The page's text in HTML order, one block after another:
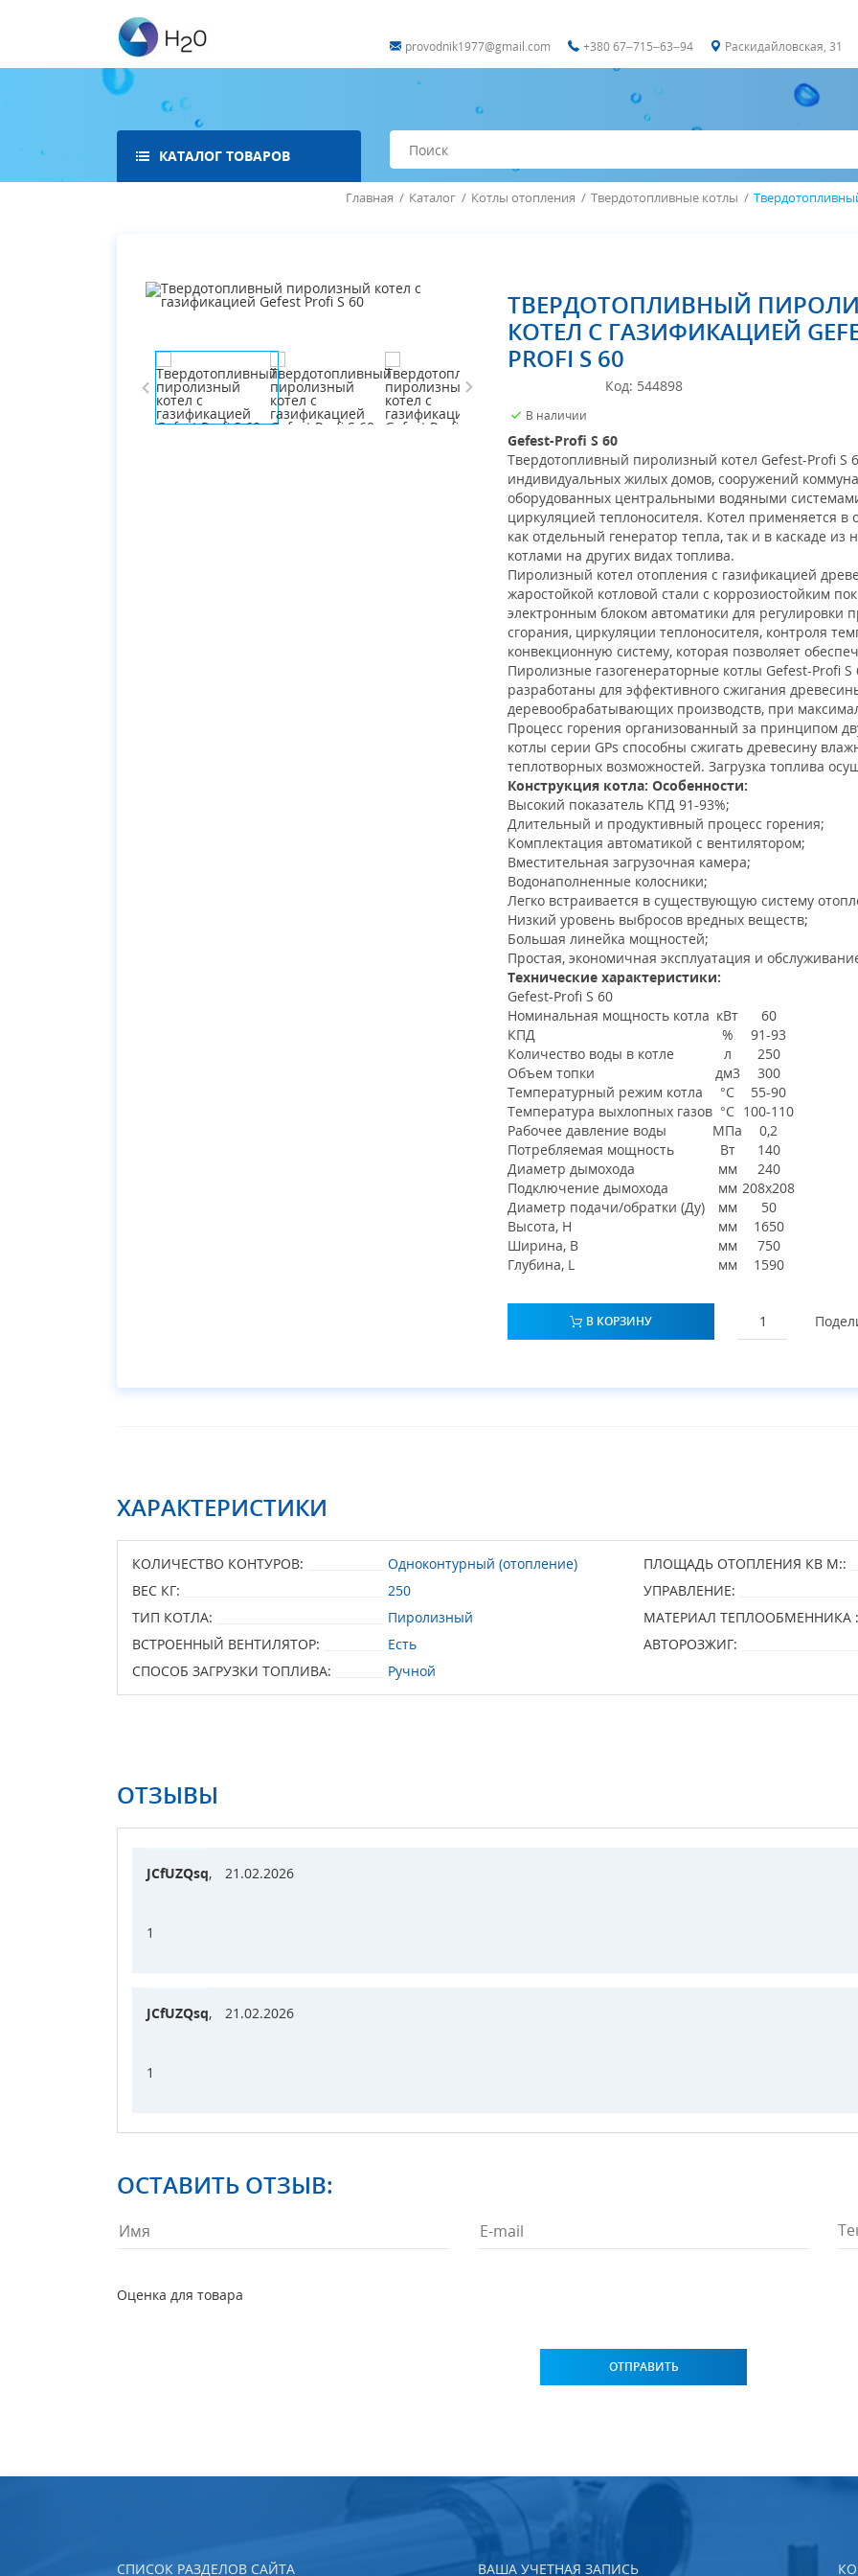
Главная / Каталог / Котлы отопления / Твердотопливные котлы /
ТВЕРДОТОПЛИВНЫЙ
КОТЕЛ С ГАЗИФИКАЦИЕЙ
PROFI S 60
Код: 544898
В наличии
Gefest-Profi S 60
Твердотопливный пиролизный котел Gefest-Profi S
индивидуальных жилых домов, сооружений
оборудованных центральными водяными
циркуляцией теплоносителя. Котел применяется
как отдельный генератор тепла, так и в каскаде из
котлами на других видах топлива.
Пиролизный котел отопления с газификацией
жаростойкой котловой стали с коррозиостойким
электронным блоком автоматики для регулировки
сгорания, циркуляции теплоносителя, контроля
конвекционную систему, которая позволяет
Пиролизные газогенераторные котлы Gefest-Profi
разработаны для эффективного сжигания
деревообрабатывающих производств, при
Процесс горения организованный за принципом
котлы серии GPs способны сжигать древесину
теплотворных возможностей. Загрузка топлива
Конструкция котла: Особенности:
Высокий показатель КПД 91-93%;
Длительный и продуктивный процесс горения;
Комплектация автоматикой с вентилятором;
Вместительная загрузочная камера;
Водонаполненные колосники;
Легко встраивается в существующую систему
Низкий уровень выбросов вредных веществ;
Большая линейка мощностей;
Простая, экономичная эксплуатация и
Технические характеристики:
Gefest-Profi S 60
Номинальная мощность котла кВт
60
КПД
%
91-93
Количество воды в котле
л
250
Объем топки
дм3
300
Температурный режим котла
°C
55-90
Температура выхлопных газов °C 100-110
Рабочее давление воды
МПа
0,2
Потребляемая мощность
Вт
140
Диаметр дымохода
мм
240
Подключение дымохода
мм 208х208
Диаметр подачи/обратки (Ду)
мм
50
Высота, Н
мм
1650
Ширина, В
мм
750
Глубина, L
мм 1590
В КОРЗИНУ
ХАРАКТЕРИСТИКИ
КОЛИЧЕСТВО КОНТУРОВ: Одноконтурный (отопление) ПЛОЩАДЬ ОТОПЛЕНИЯ КВ М::
ВЕС КГ:
250 УПРАВЛЕНИЕ:
ТИП КОТЛА:
Пиролизный МАТЕРИАЛ ТЕПЛООБМЕННИКА :
ВСТРОЕННЫЙ ВЕНТИЛЯТОР:
Есть АВТОРОЗЖИГ:
СПОСОБ ЗАГРУЗКИ ТОПЛИВА:
Ручной
ОТЗЫВЫ
JCfUZQsq, 21.02.2026
1
JCfUZQsq, 21.02.2026
1
ОСТАВИТЬ ОТЗЫВ:
Оценка для товара
provodnik1977@gmail.com +380 67‒715‒63‒94 Раскидайловская, 31
КАТАЛОГ ТОВАРОВ
Насосное оборудование
Водоснабжение
Запорная арматура
Системы быстрого монтажа
СПИСОК РАЗДЕЛОВ САЙТА ВАША УЧЕТНАЯ ЗАПИСЬ